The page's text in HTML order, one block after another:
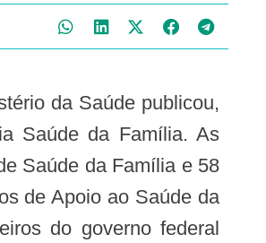
Saúde da Família. As
Saúde da Família e 58
de Apoio ao Saúde da
do governo federal